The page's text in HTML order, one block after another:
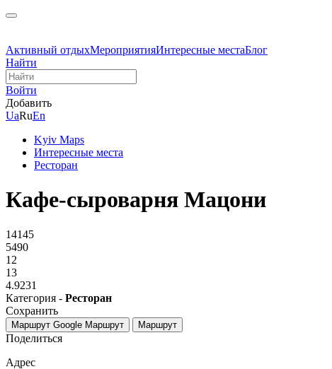
Активный отдыхМероприятияИнтересные местаБлог
Найти
Войти
Добавить
UaRuEn
Kyiv Maps
Интересные места
Ресторан
Кафе-сыроварня Мацони
14145
5490
12
13
4.9231
Категория - Ресторан
Сохранить
Маршрут Google Маршрут Маршрут
Поделиться
Адрес